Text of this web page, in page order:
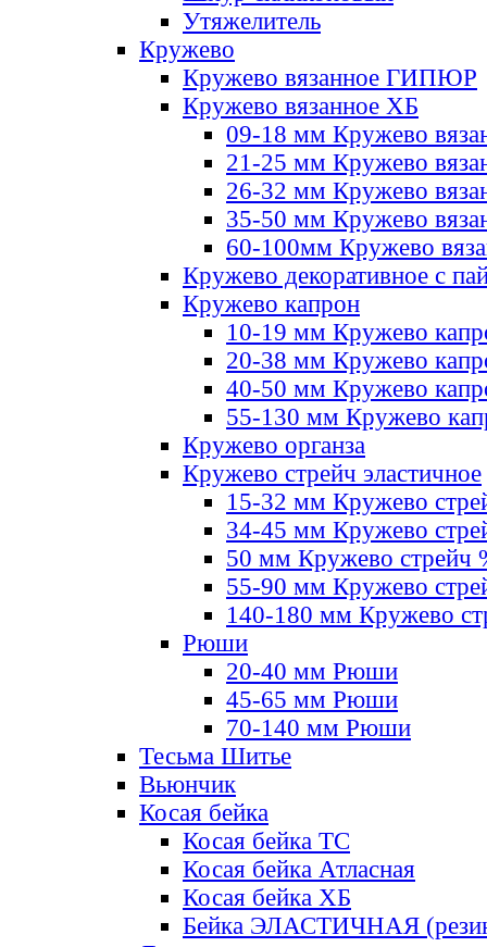
Утяжелитель
Кружево
Кружево вязанное ГИПЮР
Кружево вязанное ХБ
09-18 мм Кружево
21-25 мм Кружево
26-32 мм Кружево
35-50 мм Кружево
60-100мм Кружево
Кружево декоративное с
Кружево капрон
10-19 мм Кружево
20-38 мм Кружево
40-50 мм Кружево
55-130 мм Кружево
Кружево органза
Кружево стрейч эластичное
15-32 мм Кружево
34-45 мм Кружево
50 мм Кружево стрейч
55-90 мм Кружево
140-180 мм Кружево
Рюши
20-40 мм Рюши
45-65 мм Рюши
70-140 мм Рюши
Тесьма Шитье
Вьюнчик
Косая бейка
Косая бейка ТС
Косая бейка Атласная
Косая бейка ХБ
Бейка ЭЛАСТИЧНАЯ